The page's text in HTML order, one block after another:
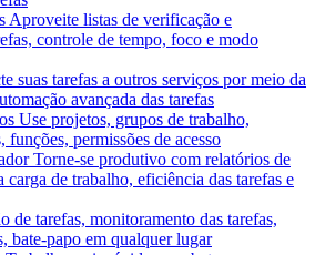
Aproveite listas de verificação e
controle de tempo, foco e modo
suas tarefas a outros serviços por meio da
avançada das tarefas
Use projetos, grupos de trabalho,
permissões de acesso
Torne-se produtivo com relatórios de
carga de trabalho, eficiência das tarefas e
de tarefas, monitoramento das tarefas,
bate-papo em qualquer lugar